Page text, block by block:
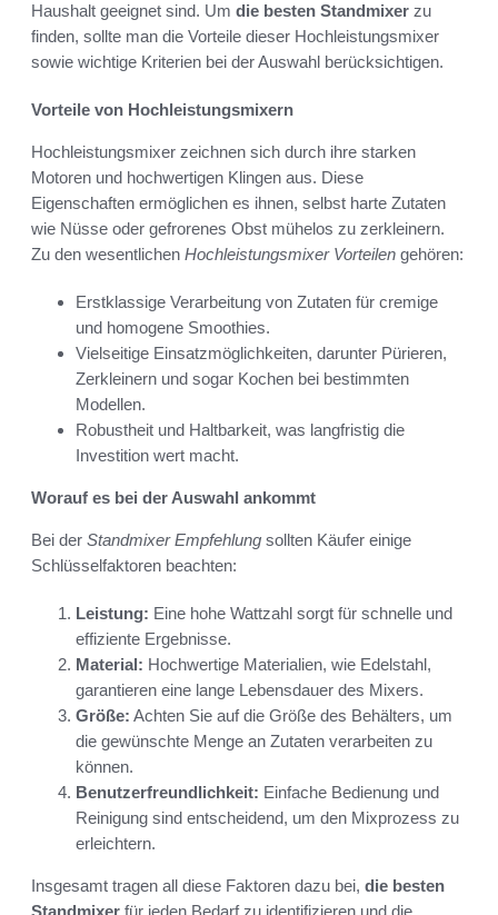
Haushalt geeignet sind. Um die besten Standmixer zu
finden, sollte man die Vorteile dieser Hochleistungsmixer
sowie wichtige Kriterien bei der Auswahl berücksichtigen.
Vorteile von Hochleistungsmixern
Hochleistungsmixer zeichnen sich durch ihre starken
Motoren und hochwertigen Klingen aus. Diese
Eigenschaften ermöglichen es ihnen, selbst harte Zutaten
wie Nüsse oder gefrorenes Obst mühelos zu zerkleinern.
Zu den wesentlichen Hochleistungsmixer Vorteilen gehören:
Erstklassige Verarbeitung von Zutaten für cremige
und homogene Smoothies.
Vielseitige Einsatzmöglichkeiten, darunter Pürieren,
Zerkleinern und sogar Kochen bei bestimmten
Modellen.
Robustheit und Haltbarkeit, was langfristig die
Investition wert macht.
Worauf es bei der Auswahl ankommt
Bei der Standmixer Empfehlung sollten Käufer einige
Schlüsselfaktoren beachten:
Leistung: Eine hohe Wattzahl sorgt für schnelle und
effiziente Ergebnisse.
Material: Hochwertige Materialien, wie Edelstahl,
garantieren eine lange Lebensdauer des Mixers.
Größe: Achten Sie auf die Größe des Behälters, um
die gewünschte Menge an Zutaten verarbeiten zu
können.
Benutzerfreundlichkeit: Einfache Bedienung und
Reinigung sind entscheidend, um den Mixprozess zu
erleichtern.
Insgesamt tragen all diese Faktoren dazu bei, die besten